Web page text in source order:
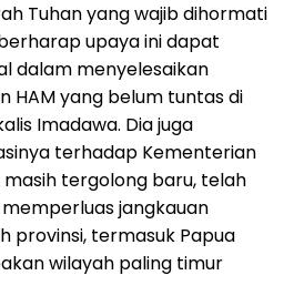
Tuhan yang wajib dihormati
upaya ini dapat
dalam menyelesaikan
HAM yang belum tuntas di
Imadawa. Dia juga
terhadap Kementerian
masih tergolong baru, telah
jangkauan
provinsi, termasuk Papua
wilayah paling timur